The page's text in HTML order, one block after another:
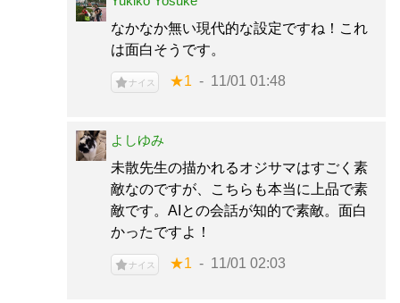
なかなか無い現代的な設定ですね！これ
は面白そうです。
ナイス ★1 11/01 01:48
よしゆみ
未散先生の描かれるオジサマはすごく素
敵なのですが、こちらも本当に上品で素
敵です。AIとの会話が知的で素敵。面白
かったですよ！
ナイス ★1 11/01 02:03